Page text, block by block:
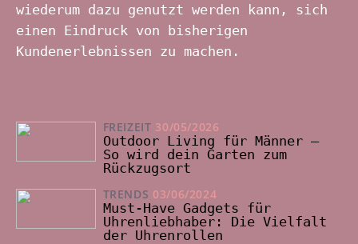
wiederum dazu genutzt werden kann, sich
einen Eindruck von bisherigen
Kundenerlebnissen zu machen.
FREIZEIT 30/05/2026
Outdoor Living für Männer –
So wird dein Garten zum
Rückzugsort
TRENDS 03/06/2024
Must-Have Gadgets für
Uhrenliebhaber: Die Vielfalt
der Uhrenrollen